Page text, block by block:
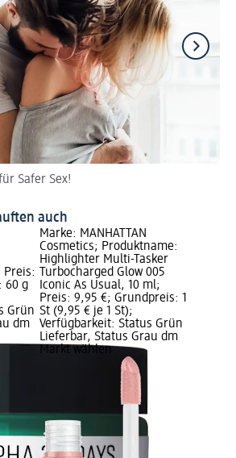
Safer Sex!
auch
Preis:
60 g
Grün
dm
Marke: MANHATTAN
Cosmetics; Produktname:
Highlighter Multi-Tasker
Turbocharged Glow 005
Iconic As Usual, 10 ml;
Preis: 9,95 €; Grundpreis: 1
St (9,95 € je 1 St);
Verfügbarkeit: Status Grün
Lieferbar, Status Grau dm
Markt wählen